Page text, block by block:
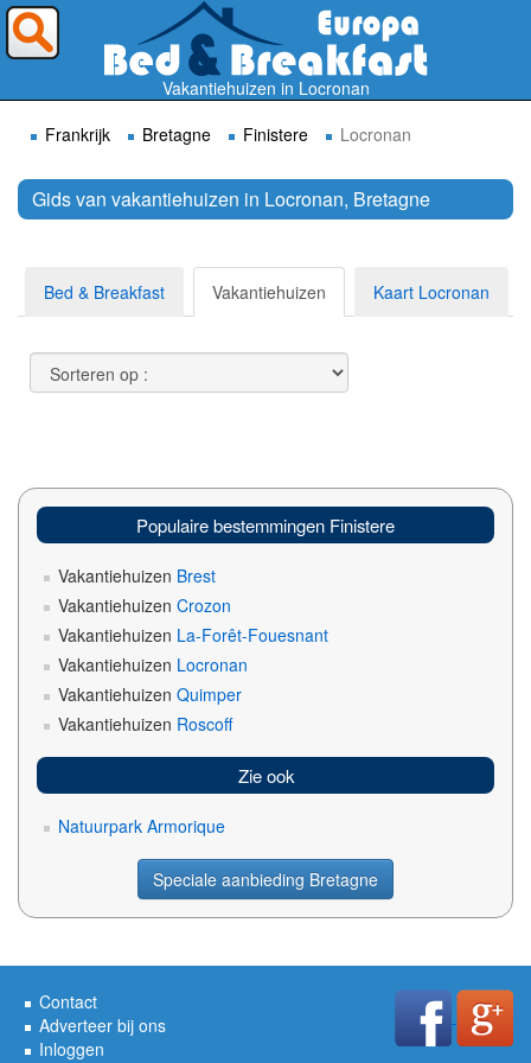
Vakantiehuizen in Locronan
Frankrijk
Bretagne Finistere Locronan
Gids van vakantiehuizen in Locronan, Bretagne
Bed & Breakfast Vakantiehuizen Kaart Locronan
Populaire bestemmingen Finistere
Vakantiehuizen Brest
Vakantiehuizen Crozon
Vakantiehuizen La-Forêt-Fouesnant
Vakantiehuizen Locronan
Vakantiehuizen Quimper
Vakantiehuizen Roscoff
Zie ook
Natuurpark Armorique
Speciale aanbieding Bretagne
Contact
Adverteer bij ons
Inloggen
Waar wilt U heen ?